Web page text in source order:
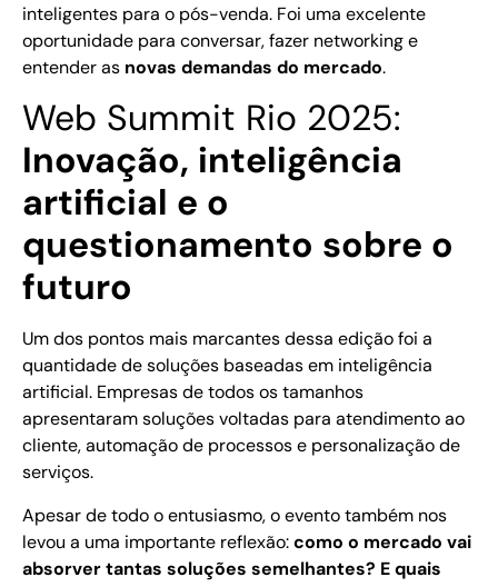
inteligentes para o pós-venda. Foi uma excelente
oportunidade para conversar, fazer networking e
entender as novas demandas do mercado.
Web Summit Rio 2025:
Inovação, inteligência
artificial e o
questionamento sobre o
futuro
Um dos pontos mais marcantes dessa edição foi a
quantidade de soluções baseadas em inteligência
artificial. Empresas de todos os tamanhos
apresentaram soluções voltadas para atendimento ao
cliente, automação de processos e personalização de
serviços.
Apesar de todo o entusiasmo, o evento também nos
levou a uma importante reflexão:como o mercado vai
absorver tantas soluções semelhantes? E quais